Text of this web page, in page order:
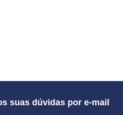
suas dúvidas por e-mail